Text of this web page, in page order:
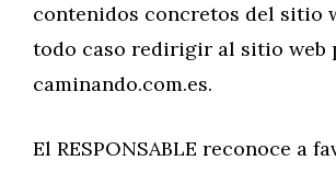
contenidos concretos del sitio
todo caso redirigir al sitio web
caminando.com.es.
El RESPONSABLE reconoce a